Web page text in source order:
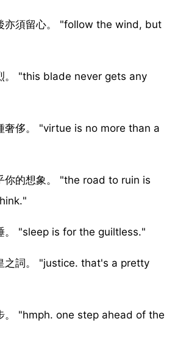
亦須留心。 "follow the wind, but
。 "this blade never gets any
奢侈。 "virtue is no more than a
你的想象。 "the road to ruin is
。 "sleep is for the guiltless."
之詞。 "justice. that's a pretty
。 "hmph. one step ahead of the